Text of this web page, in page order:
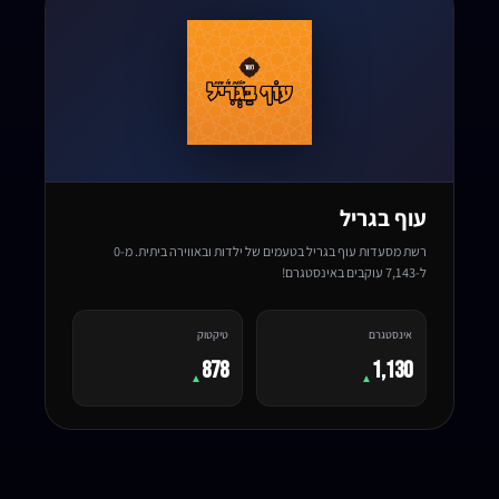
עוף בגריל
רשת מסעדות עוף בגריל בטעמים של ילדות ובאווירה ביתית. מ-0
ל-7,143 עוקבים באינסטגרם!
אינסטגרם
1,130
▲
טיקטוק
878
▲